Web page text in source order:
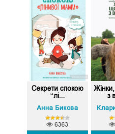
Секрети спокою
“лі...
Анна Бикова
6363
з